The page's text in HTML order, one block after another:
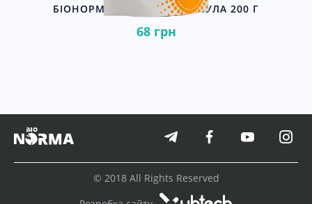
БІОНОРМА МІКОРИЗА ГРАНУЛА 200 Г
68 грн
© 2018 All Rights Reserved